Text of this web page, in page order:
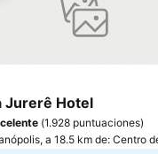
Jurerê Hotel
(1.928 puntuaciones)
a 18.5 km de: Centro